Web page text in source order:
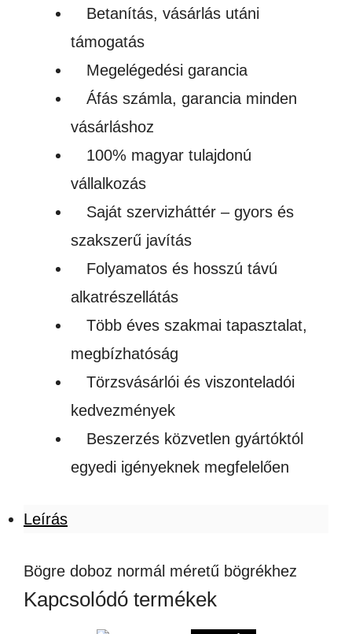
Betanítás, vásárlás utáni
támogatás
Megelégedési garancia
Áfás számla, garancia minden
vásárláshoz
100% magyar tulajdonú
vállalkozás
Saját szervizháttér – gyors és
szakszerű javítás
Folyamatos és hosszú távú
alkatrészellátás
Több éves szakmai tapasztalat,
megbízhatóság
Törzsvásárlói és viszonteladói
kedvezmények
Beszerzés közvetlen gyártóktól
egyedi igényeknek megfelelően
Leírás
Bögre doboz normál méretű bögrékhez
Kapcsolódó termékek